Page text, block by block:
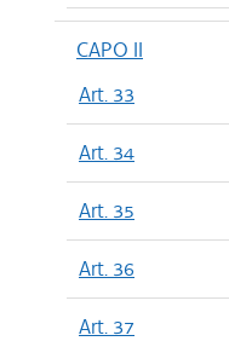
CAPO II
Art. 33
Art. 34
Art. 35
Art. 36
Art. 37